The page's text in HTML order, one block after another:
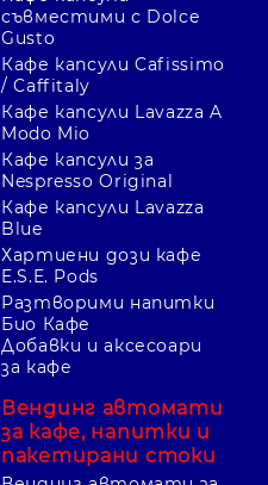
съвместими с Dolce
Gusto
Кафе капсули Cafissimo
/ Caffitaly
Кафе капсули Lavazza A
Modo Mio
Кафе капсули за
Nespresso Original
Кафе капсули Lavazza
Blue
Хартиени дози кафе
E.S.E. Pods
Разтворими напитки
Био Кафе
Добавки и аксесоари
за кафе
Вендинг автомати
за кафе, напитки и
пакетирани стоки